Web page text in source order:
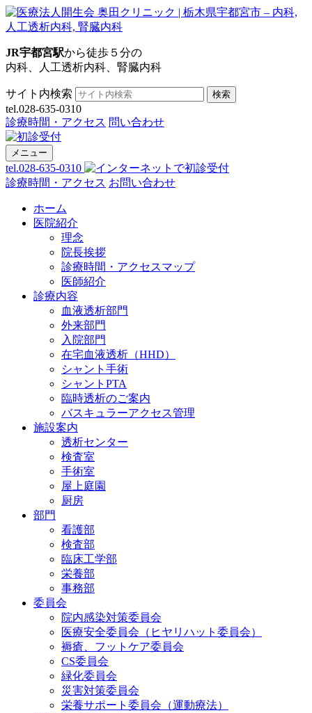
JR宇都宮駅から徒歩５分の
内科、人工透析内科、腎臓内科
サイト内検索 検索
tel.028-635-0310
診療時間・アクセス 問い合わせ
メニュー
tel.028-635-0310
診療時間・アクセス お問い合わせ
ホーム
医院紹介
理念
院長挨拶
診療時間・アクセスマップ
医師紹介
診療内容
血液透析部門
外来部門
入院部門
在宅血液透析（HHD）
シャント手術
シャントPTA
臨時透析のご案内
バスキュラーアクセス管理
施設案内
透析センター
検査室
手術室
屋上庭園
厨房
部門
看護部
検査部
臨床工学部
栄養部
事務部
委員会
院内感染対策委員会
医療安全委員会（ヒヤリハット委員会）
褥瘡、フットケア委員会
CS委員会
緑化委員会
災害対策委員会
栄養サポート委員会（運動療法）